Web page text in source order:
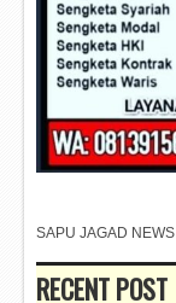
SAPU JAGAD NEWS
RECENT POST